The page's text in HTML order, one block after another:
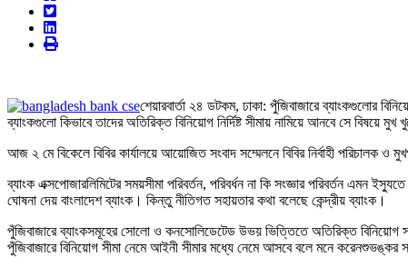
শেয়ারবার্তা ২৪ ডটকম, ঢাকা: পুঁজিবাজারে ব্যাংকগুলোর
ব্যাংকগুলো কিভাবে তাদের অতিরিক্ত বিনিয়োগ নির্দিষ্ট সীমায় নামিয়ে আনবে সে বিষয়ে মুখ
আজ ২ মে বিকেলে বিবির কার্যালয়ে আয়োজিত সংবাদ সম্মেলনে বিবির নির্বাহী পরিচালক ও
ব্যাংক এক্সপোজারলিমিটের সময়সীমা পরিবর্তন, পরিবর্ধন না কি সংজ্ঞার পরিবর্তন এমন
ঘোষনা দেয় বাংলাদেশ ব্যাংক। কিন্তু নীতিগত সহায়তার কথা বলেছে কেন্দ্রীয় ব্যাংক।
পুঁজিবাজারে ব্যাংকসমূহের সোলো ও কনসোলিডেটেড উভয় ভিত্তিতে অতিরিক্ত বিনিয়োগ
পুঁজিবাজারে বিনিয়োগ সীমা নেমে আইনী সীমার মধ্যে নেমে আসবে বলে মনে